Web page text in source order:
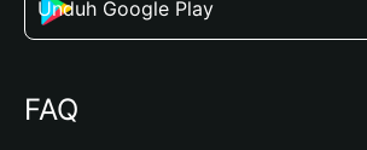
Unduh Google Play
FAQ